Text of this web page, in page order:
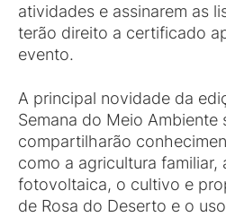
atividades e assinarem as
terão direito a certificado
evento.
A principal novidade da
Semana do Meio Ambiente
compartilharão
como a agricultura familiar,
fotovoltaica, o cultivo e
de Rosa do Deserto e o